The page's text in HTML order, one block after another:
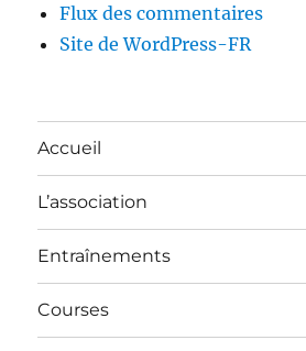
Flux des commentaires
Site de WordPress-FR
Accueil
L’association
Entraînements
Courses